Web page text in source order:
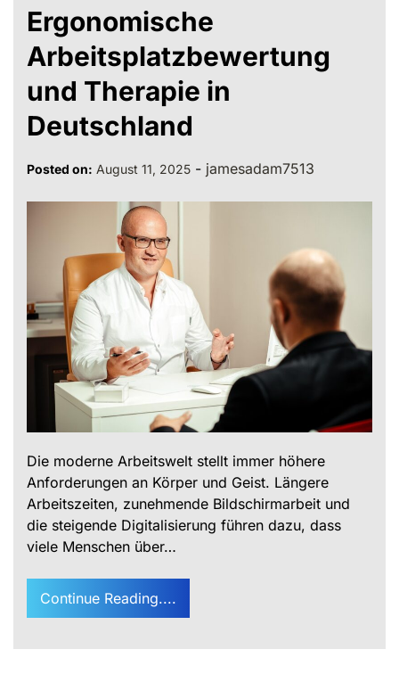
Ergonomische
Arbeitsplatzbewertung
und Therapie in
Deutschland
Posted on: August 11, 2025 - jamesadam7513
Die moderne Arbeitswelt stellt immer höhere
Anforderungen an Körper und Geist. Längere
Arbeitszeiten, zunehmende Bildschirmarbeit und
die steigende Digitalisierung führen dazu, dass
viele Menschen über…
Continue Reading....